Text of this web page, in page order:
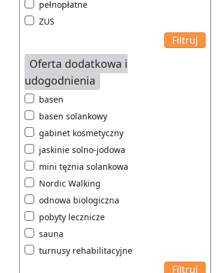
pełnopłatne
ZUS
Oferta dodatkowa i
udogodnienia
basen
basen solankowy
gabinet kosmetyczny
jaskinie solno-jodowa
mini tężnia solankowa
Nordic Walking
odnowa biologiczna
pobyty lecznicze
sauna
turnusy rehabilitacyjne